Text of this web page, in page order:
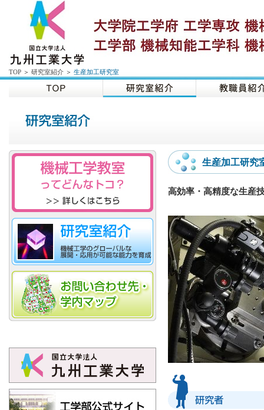
TOP ＞ 研究室紹介 ＞ 生産加工研究室
生産加工研究
高効率・高精度な生産